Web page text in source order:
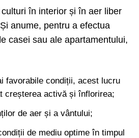
în interior și în aer liber
anume, pentru a efectua
casei sau ale apartamentului,
favorabile condiții, acest lucru
creșterea activă și înflorirea;
de aer și a vântului;
de mediu optime în timpul